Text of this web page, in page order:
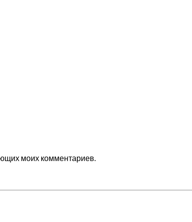
моих комментариев.